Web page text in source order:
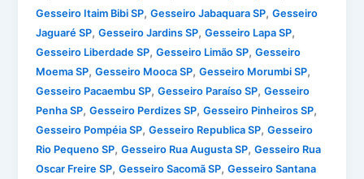
Gesseiro Itaim Bibi SP,Gesseiro Jabaquara SP,Gesseiro
Jaguaré SP,Gesseiro Jardins SP,Gesseiro Lapa SP,
Gesseiro Liberdade SP,Gesseiro Limão SP,Gesseiro
Moema SP,Gesseiro Mooca SP,Gesseiro Morumbi SP,
Gesseiro Pacaembu SP,Gesseiro Paraíso SP,Gesseiro
Penha SP,Gesseiro Perdizes SP,Gesseiro Pinheiros SP,
Gesseiro Pompéia SP,Gesseiro Republica SP,Gesseiro
Rio Pequeno SP,Gesseiro Rua Augusta SP,Gesseiro Rua
Oscar Freire SP,Gesseiro Sacomã SP,Gesseiro Santana